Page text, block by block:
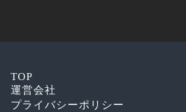
TOP
運営会社
プライバシーポリシー